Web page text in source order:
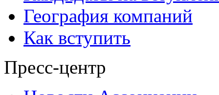
География компаний
Как вступить
Пресс-центр